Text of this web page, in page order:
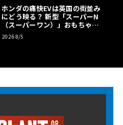
ホンダの痛快EVは英国の街並み
にどう映る？ 新型「スーパーN
（スーパーワン）」おもちゃ箱
ツアーの全貌
2026 8/5